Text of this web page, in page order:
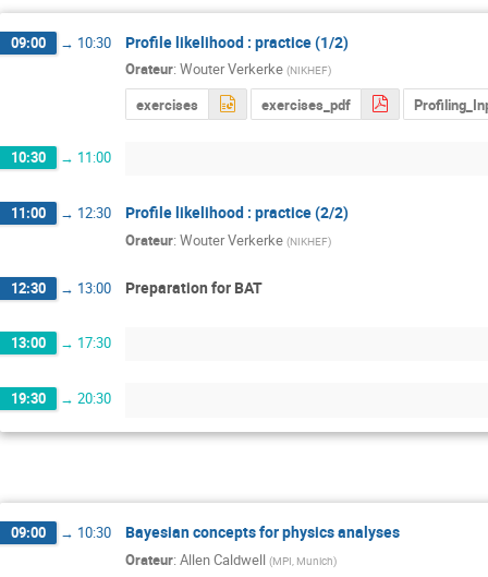
09:00 → 10:30 Profile likelihood : practice (1/2)
Orateur: Wouter Verkerke (NIKHEF)
exercises exercises_pdf
10:30 → 11:00
11:00 → 12:30 Profile likelihood : practice (2/2)
Orateur: Wouter Verkerke (NIKHEF)
12:30 → 13:00 Preparation for BAT
13:00 → 17:30
19:30 → 20:30
09:00 → 10:30 Bayesian concepts for physics analyses
Orateur: Allen Caldwell (MPI, Munich)